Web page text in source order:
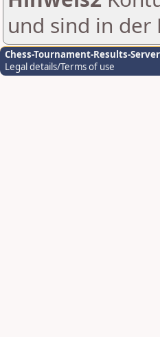
und sind in
Chess-Tournament-Results-Server
Legal details/Terms of use